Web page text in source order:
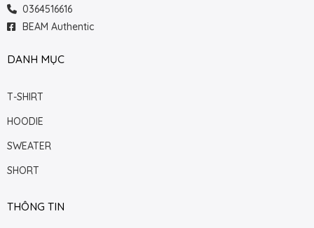
0364516616
BEAM Authentic
DANH MỤC
T-SHIRT
HOODIE
SWEATER
SHORT
THÔNG TIN